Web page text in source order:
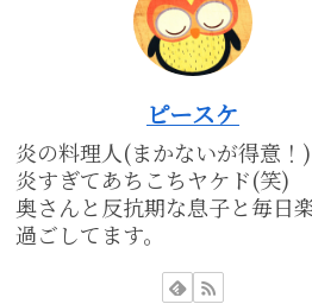
ピースケ
炎の料理人(まかないが得意！)
炎すぎてあちこちヤケド(笑)
奥さんと反抗期な息子と毎日
過ごしてます。